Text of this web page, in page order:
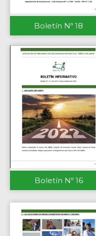
Boletín Nº 18
Boletín Nº 16